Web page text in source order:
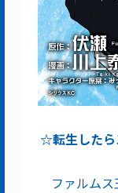
☆転生した
ファルムス